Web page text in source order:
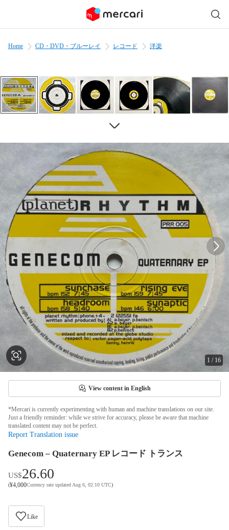
Home CD・DVD・ブルーレイ レコード 洋楽
1 / 16
View content in English
*Mercari is currently experimenting with human and machine translations on our site.
Just a friendly reminder: while we strive for accuracy, please be aware that machine
translated content may not be perfect.
Report Translation issue
Genecom – Quaternary EP レコード トランス
US$26.60
(¥4,000Currency rate updated Aug 6, 02:10 UTC)
Like